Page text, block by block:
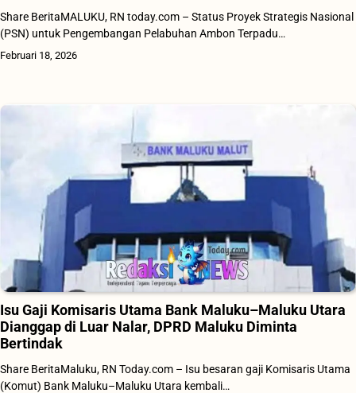
Share BeritaMALUKU, RN today.com – Status Proyek Strategis Nasional
(PSN) untuk Pengembangan Pelabuhan Ambon Terpadu…
Februari 18, 2026
Isu Gaji Komisaris Utama Bank Maluku–Maluku Utara
Dianggap di Luar Nalar, DPRD Maluku Diminta
Bertindak
Share BeritaMaluku, RN Today.com – Isu besaran gaji Komisaris Utama
(Komut) Bank Maluku–Maluku Utara kembali…